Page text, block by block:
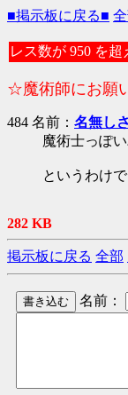
■掲示板に戻る■
レス数が 950 を
☆魔術師にお願
484 名前： 名無し
魔術士っぽ
というわけ
282 KB
掲示板に戻る 全部
名前：